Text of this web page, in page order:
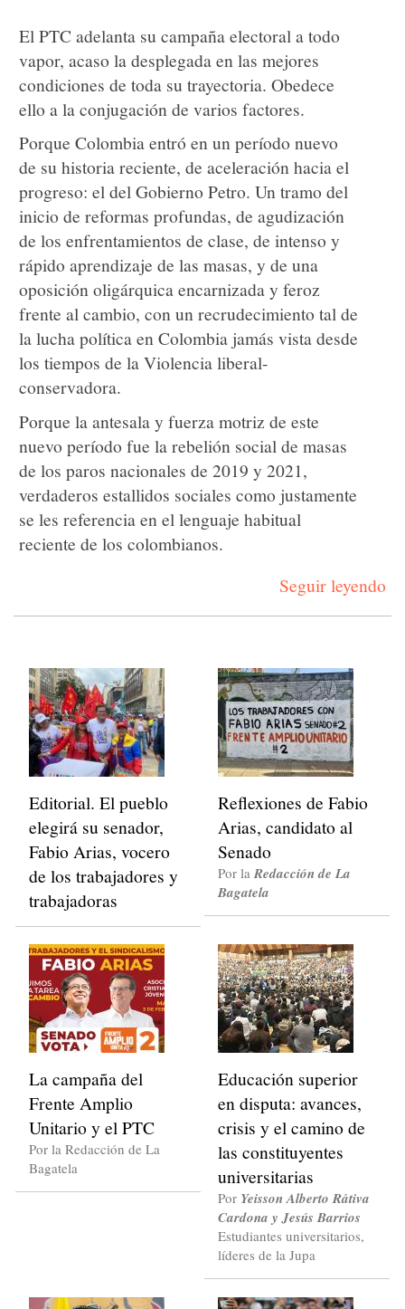
El PTC adelanta su campaña electoral a todo
vapor, acaso la desplegada en las mejores
condiciones de toda su trayectoria. Obedece
ello a la conjugación de varios factores.
Porque Colombia entró en un período nuevo
de su historia reciente, de aceleración hacia el
progreso: el del Gobierno Petro. Un tramo del
inicio de reformas profundas, de agudización
de los enfrentamientos de clase, de intenso y
rápido aprendizaje de las masas, y de una
oposición oligárquica encarnizada y feroz
frente al cambio, con un recrudecimiento tal de
la lucha política en Colombia jamás vista desde
los tiempos de la Violencia liberal-
conservadora.
Porque la antesala y fuerza motriz de este
nuevo período fue la rebelión social de masas
de los paros nacionales de 2019 y 2021,
verdaderos estallidos sociales como justamente
se les referencia en el lenguaje habitual
reciente de los colombianos.
Seguir leyendo
Editorial. El pueblo
elegirá su senador,
Fabio Arias, vocero
de los trabajadores y
trabajadoras
Reflexiones de Fabio
Arias, candidato al
Senado
Por laRedacción de La
Bagatela
La campaña del
Frente Amplio
Unitario y el PTC
Por la Redacción de La
Bagatela
Educación superior
en disputa: avances,
crisis y el camino de
las constituyentes
universitarias
Por Yeisson Alberto Rátiva
Cardona y Jesús Barrios
Estudiantes universitarios,
líderes de la Jupa